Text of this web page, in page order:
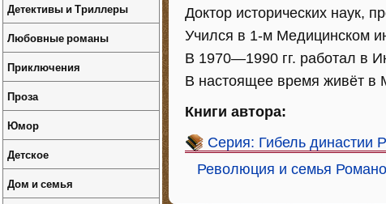
Доктор исторических наук,
Учился в 1-м Медицинском
В 1970—1990 гг. работал в
В настоящее время живёт в
Книги автора:
Серия: Гибель династии
Революция и семья
Детективы и Триллеры
Любовные романы
Приключения
Проза
Юмор
Детское
Дом и семья